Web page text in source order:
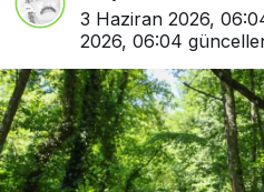
3 Haziran 2026,
2026, 06:04